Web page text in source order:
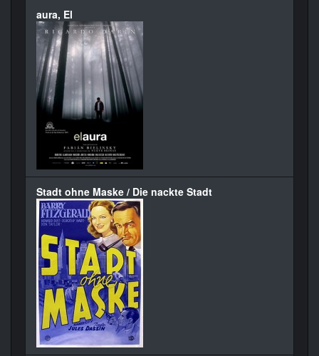
aura, El
Stadt ohne Maske / Die nackte Stadt